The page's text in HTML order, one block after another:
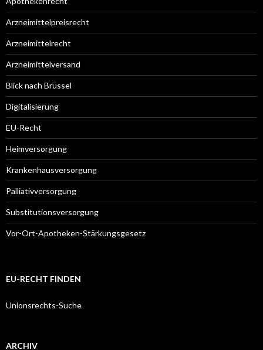
Arzneimittelpreisrecht
Arzneimittelrecht
Arzneimittelversand
Blick nach Brüssel
Digitalisierung
EU-Recht
Heimversorgung
Krankenhausversorgung
Palliativversorgung
Substitutionsversorgung
Vor-Ort-Apotheken-Stärkungsgesetz
EU-RECHT FINDEN
Unionsrechts-Suche
ARCHIV